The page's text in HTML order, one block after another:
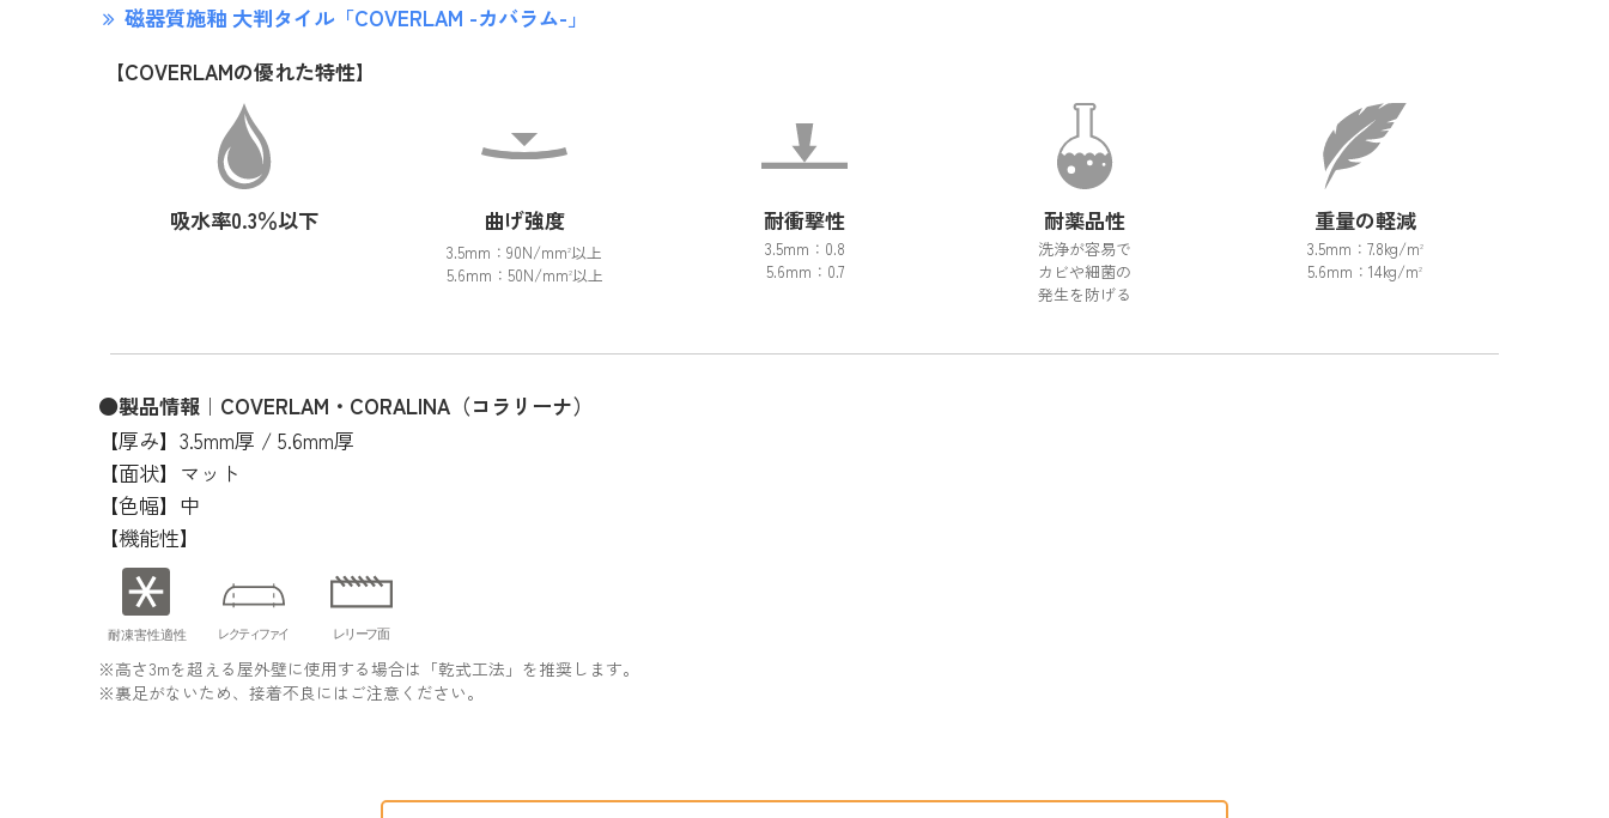
磁器質施釉 大判タイル「COVERLAM -カバラム-」
【COVERLAMの優れた特性】
吸水率0.3％以下 曲げ強度
3.5mm：90N/mm2以上
5.6mm：50N/mm2以上
耐衝撃性
3.5mm：0.8
5.6mm：0.7
耐薬品性
洗浄が容易で
カビや細菌の
発生を防げる
重量の軽減
3.5mm：7.8kg/m2
5.6mm：14kg/m2
●製品情報｜COVERLAM・CORALINA（コラリーナ）
【厚み】3.5mm厚 / 5.6mm厚
【面状】マット
【色幅】中
【機能性】
※高さ3mを超える屋外壁に使用する場合は「乾式工法」を推奨します。
※裏足がないため、接着不良にはご注意ください。